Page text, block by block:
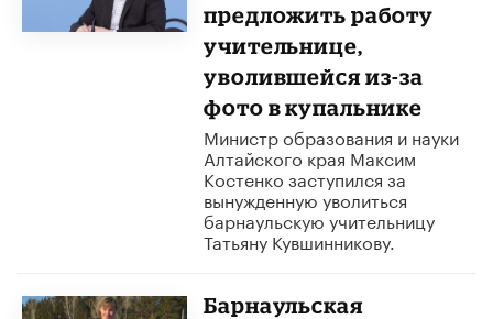
предложить работу
учительнице,
уволившейся из-за
фото в купальнике
Министр образования и науки
Алтайского края Максим
Костенко заступился за
вынужденную уволиться
барнаульскую учительницу
Татьяну Кувшинникову.
Барнаульская